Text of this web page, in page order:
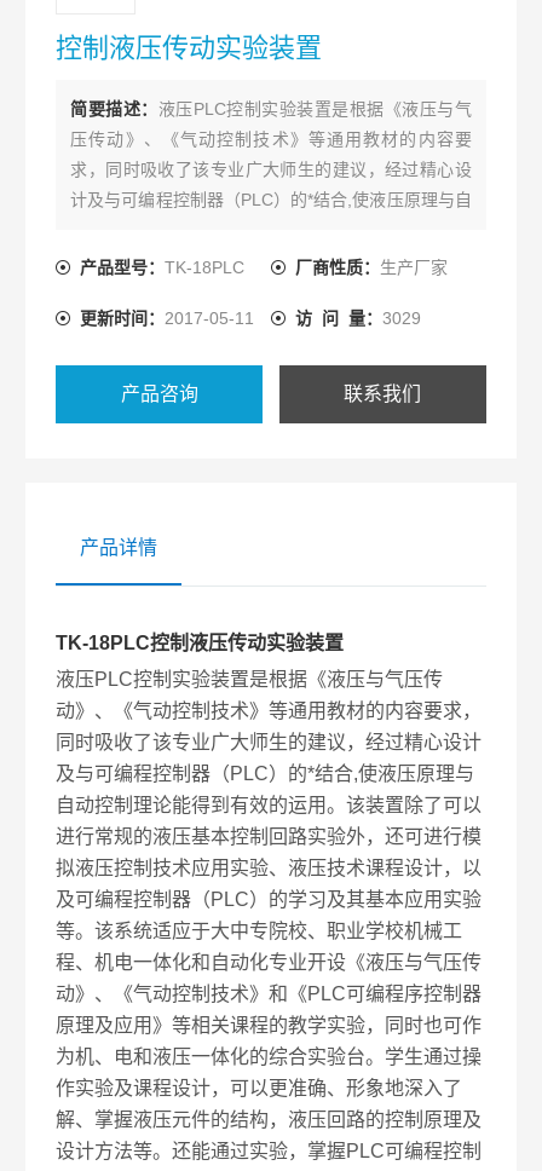
控制液压传动实验装置
简要描述： 液压PLC控制实验装置是根据《液压与气
压传动》、《气动控制技术》等通用教材的内容要
求，同时吸收了该专业广大师生的建议，经过精心设
计及与可编程控制器（PLC）的*结合,使液压原理与自
产品型号：TK-18PLC 厂商性质： 生产厂家
更新时间： 2017-05-11 访 问 量： 3029
产品咨询 联系我们
产品详情
TK-18PLC控制液压传动实验装置
液压PLC控制实验装置是根据《液压与气压传
动》、《气动控制技术》等通用教材的内容要求，
同时吸收了该专业广大师生的建议，经过精心设计
及与可编程控制器（PLC）的*结合,使液压原理与
自动控制理论能得到有效的运用。该装置除了可以
进行常规的液压基本控制回路实验外，还可进行模
拟液压控制技术应用实验、液压技术课程设计，以
及可编程控制器（PLC）的学习及其基本应用实验
等。该系统适应于大中专院校、职业学校机械工
程、机电一体化和自动化专业开设《液压与气压传
动》、《气动控制技术》和《PLC可编程序控制器
原理及应用》等相关课程的教学实验，同时也可作
为机、电和液压一体化的综合实验台。学生通过操
作实验及课程设计，可以更准确、形象地深入了
解、掌握液压元件的结构，液压回路的控制原理及
设计方法等。还能通过实验，掌握PLC可编程控制